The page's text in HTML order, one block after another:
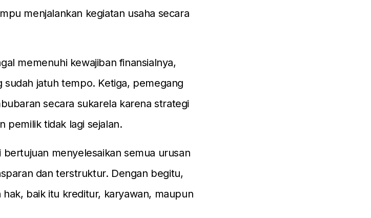
menjalankan kegiatan usaha secara
memenuhi kewajiban finansialnya,
jatuh tempo. Ketiga, pemegang
secara sukarela karena strategi
pemilik tidak lagi sejalan.
menyelesaikan semua urusan
dan terstruktur. Dengan begitu,
baik itu kreditur, karyawan, maupun